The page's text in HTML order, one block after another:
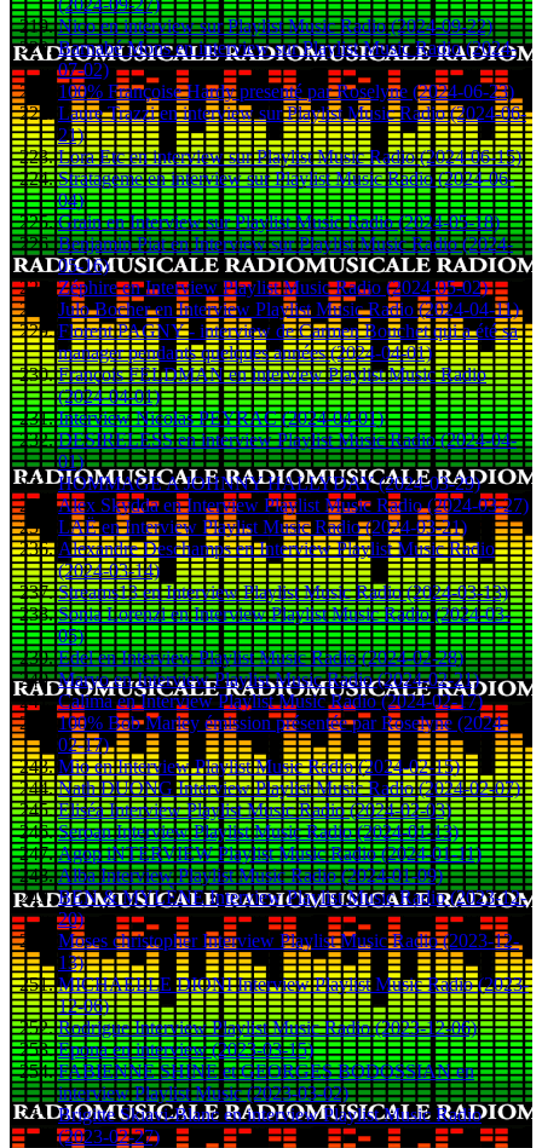
Nico en interview sur Playlist Music Radio (2024-09-22)
Barnabé Mons en interview sur Playlist Music Radio (2024-
07-02)
100% Françoise Hardy presenté par Roselyne (2024-06-23)
Laure Trazzi en interview sur Playlist Music Radio (2024-06-
21)
Lora Etc en interview sur Playlist Music Radio (2024-06-15)
Stratageme en interview sur Playlist Music Radio (2024-06-
04)
Grain en Interview sur Playlist Music Radio (2024-05-18)
Benjamin Piat en Interview sur Playlist Music Radio (2024-
05-16)
Zéphire en Interview Playlist Music Radio (2024-05-02)
Julo Bocher en Interview Playlist Music Radio (2024-04-11)
Florent PAGNY - interview de Carmen Bouchet qui a été sa
manager pendants quelques années (2024-04-01)
François FELDMAN en interview Playlist Music Radio
(2024-04-01)
Interview Nicolas PEYRAC (2024-04-01)
DESIRELESS en interview Playlist Music Radio (2024-04-
01)
HOMMAGE A JOHNNY HALLYDAY (2024-03-29)
Alex Skydda en Interview Playlist Music Radio (2024-03-27)
LAË en Interview Playlist Music Radio (2024-03-21)
Alexandre Deschamps en Interview Playlist Music Radio
(2024-03-14)
Streams13 en Interview Playlist Music Radio (2024-03-13)
Sonia Lorenzi en Interview Playlist Music Radio (2024-03-
05)
Edel en Interview Playlist Music Radio (2024-02-28)
Maryo en Interview Playlist Music Radio (2024-02-21)
Calima en Interview Playlist Music Radio (2024-02-17)
100% Bob Marley émission présentée par Roselyne (2024-
02-17)
Mio en Interview Playlist Music Radio (2024-02-15)
Nath DUONG Interview Playlist Music Radio (2024-02-07)
Eliséa Interview Playlist Music Radio (2024-02-03)
Seroan Interview Playlist Music Radio (2024-01-13)
Agop iNTERVIEW Playlist Music Radio (2024-01-11)
Alba Interview Playlist Music Radio (2024-01-09)
BEN & MYLÈNE Interview Playlist Music Radio (2023-12-
20)
Moses christopher Interview Playlist Music Radio (2023-12-
13)
MICHAELLE DIONI Interview Playlist Music Radio (2023-
12-06)
Rodrigue Interview Playlist Music Radio (2023-12-06)
Epona en interview (2023-03-15)
FABIENNE SHINE et GEORGES BODOSSIAN en
interview Playlist Music (2023-03-02)
Brigitte Skiavi-Blanc en interview Playlist Music Radio
(2023-02-27)